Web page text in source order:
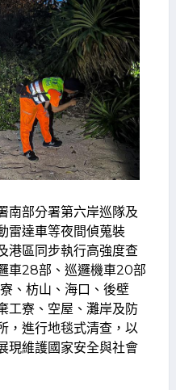
南部分署第六岸巡隊及
雷達車等夜間偵蒐裝
港區同步執行高強度查
車28部、巡邏機車20部
、枋山、海口、後壁
工寮、空屋、灘岸及防
，進行地毯式清查，以
現維護國家安全與社會